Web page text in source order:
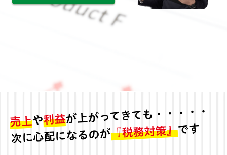
売上や利益が上がってきても・・・・・
次に心配になるのが『税務対策』です